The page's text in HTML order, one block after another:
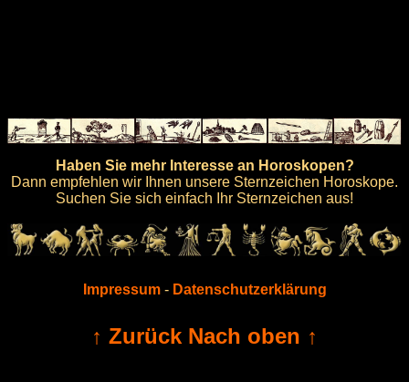
Haben Sie mehr Interesse an Horoskopen?
Dann empfehlen wir Ihnen unsere Sternzeichen Horoskope.
Suchen Sie sich einfach Ihr Sternzeichen aus!
Impressum- Datenschutzerklärung
↑ Zurück Nach oben ↑